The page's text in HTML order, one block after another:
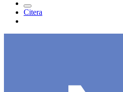
Citera